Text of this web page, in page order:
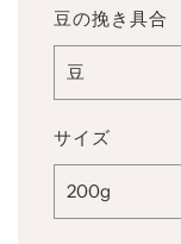
豆の挽き具合
豆
サイズ
200g